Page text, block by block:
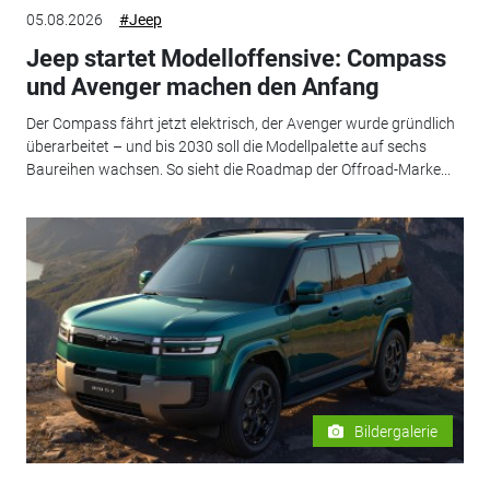
05.08.2026 #Jeep
Jeep startet Modelloffensive: Compass
und Avenger machen den Anfang
Der Compass fährt jetzt elektrisch, der Avenger wurde gründlich
überarbeitet – und bis 2030 soll die Modellpalette auf sechs
Baureihen wachsen. So sieht die Roadmap der Offroad-Marke...
Bildergalerie